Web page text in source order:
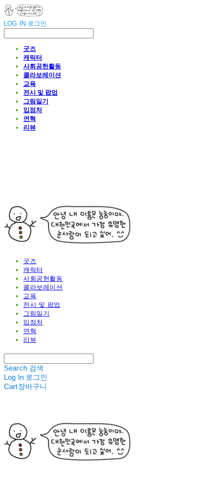
LOG IN 로그인
굿즈
캐릭터
사회공헌활동
콜라보레이션
교육
전시 및 팝업
그림일기
입점처
연혁
리뷰
굿즈
캐릭터
사회공헌활동
콜라보레이션
교육
전시 및 팝업
그림일기
입점처
연혁
리뷰
Search 검색
Log In 로그인
Cart장바구니